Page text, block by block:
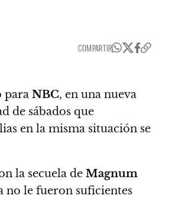
COMPARTIR
para NBC, en una nueva
de sábados que
en la misma situación se
la secuela de Magnum
no le fueron suficientes